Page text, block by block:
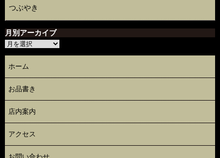
つぶやき
月別アーカイブ
ホーム
お品書き
店内案内
アクセス